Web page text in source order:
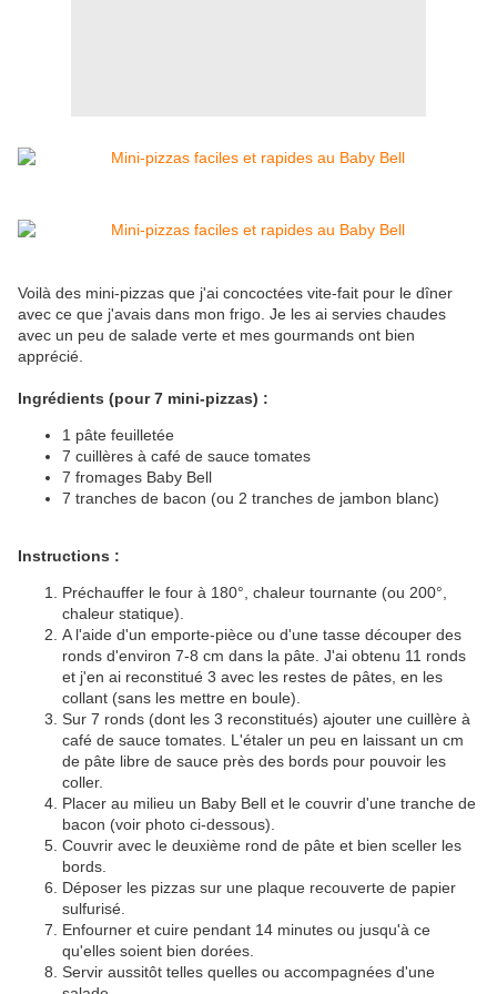
Voilà des mini-pizzas que j'ai concoctées vite-fait pour le dîner
avec ce que j'avais dans mon frigo. Je les ai servies chaudes
avec un peu de salade verte et mes gourmands ont bien
apprécié.
Ingrédients (pour 7 mini-pizzas) :
1 pâte feuilletée
7 cuillères à café de sauce tomates
7 fromages Baby Bell
7 tranches de bacon (ou 2 tranches de jambon blanc)
Instructions :
Préchauffer le four à 180°, chaleur tournante (ou 200°,
chaleur statique).
A l'aide d'un emporte-pièce ou d'une tasse découper des
ronds d'environ 7-8 cm dans la pâte. J'ai obtenu 11 ronds
et j'en ai reconstitué 3 avec les restes de pâtes, en les
collant (sans les mettre en boule).
Sur 7 ronds (dont les 3 reconstitués) ajouter une cuillère à
café de sauce tomates. L'étaler un peu en laissant un cm
de pâte libre de sauce près des bords pour pouvoir les
coller.
Placer au milieu un Baby Bell et le couvrir d'une tranche de
bacon (voir photo ci-dessous).
Couvrir avec le deuxième rond de pâte et bien sceller les
bords.
Déposer les pizzas sur une plaque recouverte de papier
sulfurisé.
Enfourner et cuire pendant 14 minutes ou jusqu'à ce
qu'elles soient bien dorées.
Servir aussitôt telles quelles ou accompagnées d'une